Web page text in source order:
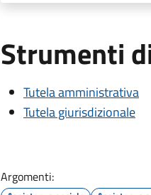
Strumenti
Tutela amministrativa
Tutela giurisdizionale
Argomenti: